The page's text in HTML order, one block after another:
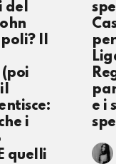
del
Il
i
quelli
e i